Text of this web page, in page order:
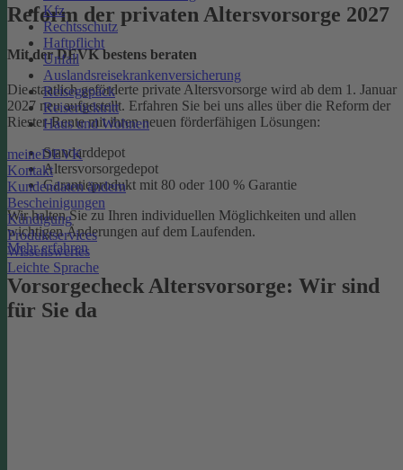
Kfz
Rechtsschutz
Haftpflicht
Unfall
Auslandsreisekrankenversicherung
Reisegepäck
Reiserücktritt
Haus und Wohnen
meineDEVK
Kontakt
Kundendaten ändern
Bescheinigungen
Kündigung
Produktservices
Wissenswertes
Leichte Sprache
Reform der privaten Altersvorsorge 2027
Mit der DEVK bestens beraten
Die staatlich geförderte private Altersvorsorge wird ab dem 1. Januar
2027 neu aufgestellt. Erfahren Sie bei uns alles über die Reform der
Riester-Rente mit ihren neuen förderfähigen Lösungen:
Standarddepot
Altersvorsorgedepot
Garantieprodukt mit 80 oder 100 % Garantie
Wir halten Sie zu Ihren individuellen Möglichkeiten und allen
wichtigen Änderungen auf dem Laufenden.
Mehr erfahren
Vorsorgecheck Altersvorsorge:­ Wir sind
für Sie da